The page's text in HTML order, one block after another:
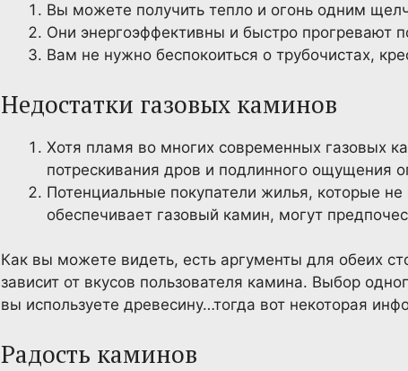
Вы можете получить тепло и огонь одним
Они энергоэффективны и быстро прогревают
Вам не нужно беспокоиться о трубочистах,
Недостатки газовых каминов
Хотя пламя во многих современных газовых
потрескивания дров и подлинного ощущения
Потенциальные покупатели жилья, которые
обеспечивает газовый камин, могут
Как вы можете видеть, есть аргументы для обеих
зависит от вкусов пользователя камина. Выбор
вы используете древесину…тогда вот некоторая
Радость каминов